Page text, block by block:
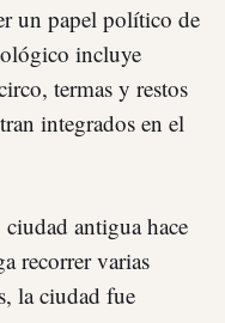
un papel político de
incluye
termas y restos
integrados en el
antigua hace
recorrer varias
la ciudad fue